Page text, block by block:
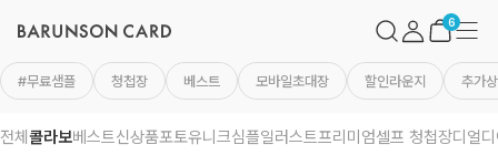
카
드
로
이
지
장
바
구
니
6
#무료샘플 청첩장 베스트 모바일초대장 할인라운지 추가
전체 콜라보베스트신상품포토유니크심플일러스트프리미엄셀프 청첩장디얼